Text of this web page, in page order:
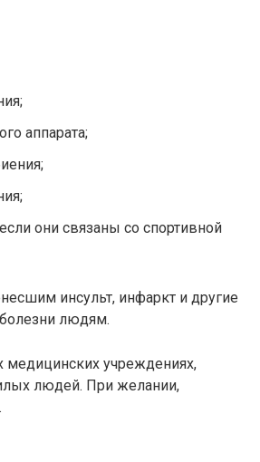
аппарата;
они связаны со спортивной
инсульт, инфаркт и другие
людям.
медицинских учреждениях,
людей. При желании,